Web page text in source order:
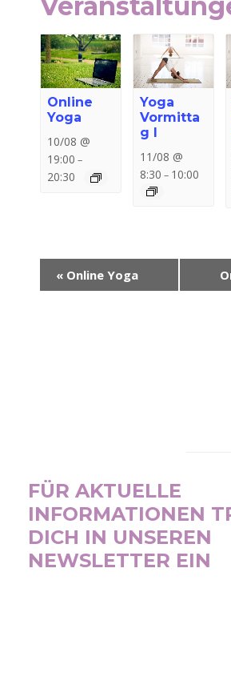
Online
Yoga
10/08 @
19:00 –
20:30
Yoga
Vormitta
g I
11/08 @
8:30 – 10:00
Veranstaltung-
Navigation
« Online Yoga
FÜR AKTUELLE
INFORMATIONEN
DICH IN UNSEREN
NEWSLETTER EIN